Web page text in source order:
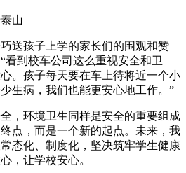
山
送孩子上学的家长们的围观和赞
看到校车公司这么重视安全和卫
。孩子每天要在车上待将近一个小
生病，我们也能更安心地工作。”
，环境卫生同样是安全的重要组成
点，而是一个新的起点。未来，我
态化、制度化，坚决筑牢学生健康
，让学校安心。